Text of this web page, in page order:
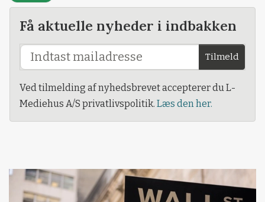
Få aktuelle nyheder i indbakken
Tilmeld
Ved tilmelding af nyhedsbrevet accepterer du L-
Mediehus A/S privatlivspolitik. Læs den her.